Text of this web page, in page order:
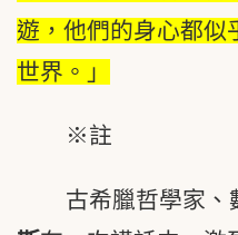
遊，他們的身心都似
世界。」
※註
古希臘哲學家、